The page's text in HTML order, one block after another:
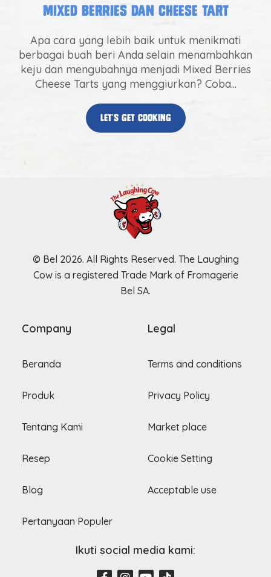
Mixed Berries dan Cheese Tart
Apa cara yang lebih baik untuk menikmati
berbagai buah beri Anda selain menambahkan
keju dan mengubahnya menjadi Mixed Berries
Cheese Tarts yang menggiurkan? Coba...
let’s get cooking
© Bel 2026. All Rights Reserved. The Laughing
Cow is a registered Trade Mark of Fromagerie
Bel SA.
Company
Beranda
Produk
Tentang Kami
Resep
Blog
Pertanyaan Populer
Legal
Terms and conditions
Privacy Policy
Market place
Cookie Setting
Acceptable use
Ikuti social media kami: